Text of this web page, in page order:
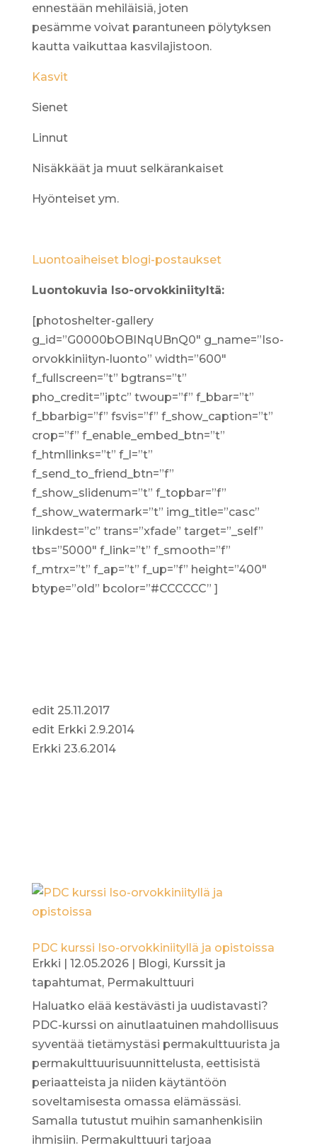
ennestään mehiläisiä, joten
pesämme voivat parantuneen pölytyksen
kautta vaikuttaa kasvilajistoon.
Kasvit
Sienet
Linnut
Nisäkkäät ja muut selkärankaiset
Hyönteiset ym.
Luontoaiheiset blogi-postaukset
Luontokuvia Iso-orvokkiniityltä:
[photoshelter-gallery
g_id=”G0000bOBINqUBnQ0″ g_name=”Iso-
orvokkiniityn-luonto” width=”600″
f_fullscreen=”t” bgtrans=”t”
pho_credit=”iptc” twoup=”f” f_bbar=”t”
f_bbarbig=”f” fsvis=”f” f_show_caption=”t”
crop=”f” f_enable_embed_btn=”t”
f_htmllinks=”t” f_l=”t”
f_send_to_friend_btn=”f”
f_show_slidenum=”t” f_topbar=”f”
f_show_watermark=”t” img_title=”casc”
linkdest=”c” trans=”xfade” target=”_self”
tbs=”5000″ f_link=”t” f_smooth=”f”
f_mtrx=”t” f_ap=”t” f_up=”f” height=”400″
btype=”old” bcolor=”#CCCCCC” ]
edit 25.11.2017
edit Erkki 2.9.2014
Erkki 23.6.2014
PDC kurssi Iso-orvokkiniityllä ja opistoissa
Erkki | 12.05.2026| Blogi, Kurssit ja
tapahtumat, Permakulttuuri
Haluatko elää kestävästi ja uudistavasti?
PDC-kurssi on ainutlaatuinen mahdollisuus
syventää tietämystäsi permakulttuurista ja
permakulttuurisuunnittelusta, eettisistä
periaatteista ja niiden käytäntöön
soveltamisesta omassa elämässäsi.
Samalla tutustut muihin samanhenkisiin
ihmisiin. Permakulttuuri tarjoaa